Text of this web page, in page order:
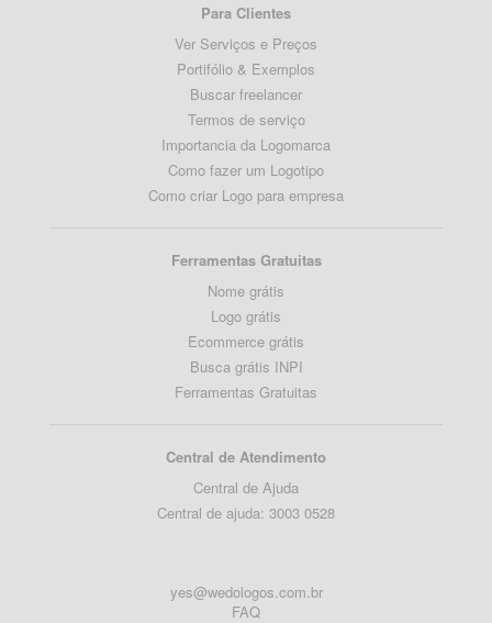
Para Clientes
Ver Serviços e Preços
Portifólio & Exemplos
Buscar freelancer
Termos de serviço
Importancia da Logomarca
Como fazer um Logotipo
Como criar Logo para empresa
Ferramentas Gratuitas
Nome grátis
Logo grátis
Ecommerce grátis
Busca grátis INPI
Ferramentas Gratuitas
Central de Atendimento
Central de Ajuda
Central de ajuda: 3003 0528
yes@wedologos.com.br
FAQ